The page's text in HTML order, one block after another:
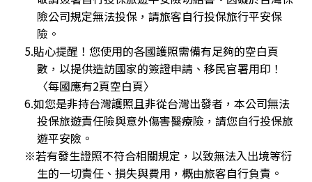
險公司規定無法投保，請旅客自行投保旅行平安保
險。
5.貼心提醒！您使用的各國護照需備有足夠的空白頁
數，以提供造訪國家的簽證申請、移民官署用印！
〈每國應有2頁空白頁〉
6.如您是非持台灣護照且非從台灣出發者，本公司無法
投保旅遊責任險與意外傷害醫療險，請您自行投保旅
遊平安險。
※若有發生證照不符合相關規定，以致無法入出境等衍
生的一切責任、損失與費用，概由旅客自行負責。